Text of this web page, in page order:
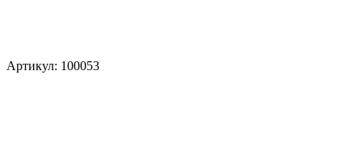
Артикул: 100053